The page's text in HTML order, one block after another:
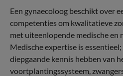
Een gynaecoloog beschikt over
competenties om kwalitatieve
met uiteenlopende medische
Medische expertise is
diepgaande kennis hebben van
voortplantingssysteem,